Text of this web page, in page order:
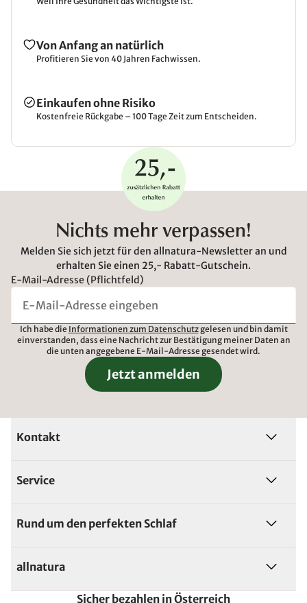
Von Anfang an natürlich
Profitieren Sie von 40 Jahren Fachwissen.
Einkaufen ohne Risiko
Kostenfreie Rückgabe – 100 Tage Zeit zum Entscheiden.
Nichts mehr verpassen!
Melden Sie sich jetzt für den allnatura-Newsletter an und
erhalten Sie einen 25,- Rabatt-Gutschein.
E-Mail-Adresse (Pflichtfeld)
Ich habe die Informationen zum Datenschutzgelesen und bin damit
einverstanden, dass eine Nachricht zur Bestätigung meiner Daten an
die unten angegebene E-Mail-Adresse gesendet wird.
Jetzt anmelden
Kontakt
Service
Rund um den perfekten Schlaf
allnatura
Sicher bezahlen in Österreich